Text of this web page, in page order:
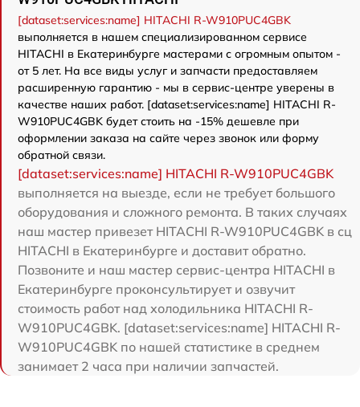
[dataset:services:name] HITACHI R-W910PUC4GBK
выполняется в нашем специализированном сервисе
HITACHI в Екатеринбурге мастерами с огромным опытом -
от 5 лет. На все виды услуг и запчасти предоставляем
расширенную гарантию - мы в сервис-центре уверены в
качестве наших работ. [dataset:services:name] HITACHI R-
W910PUC4GBK будет стоить на -15% дешевле при
оформлении заказа на сайте через звонок или форму
обратной связи.
[dataset:services:name] HITACHI R-W910PUC4GBK
выполняется на выезде, если не требует большого
оборудования и сложного ремонта. В таких случаях
наш мастер привезет HITACHI R-W910PUC4GBK в сц
HITACHI в Екатеринбурге и доставит обратно.
Позвоните и наш мастер сервис-центра HITACHI в
Екатеринбурге проконсультирует и озвучит
стоимость работ над холодильника HITACHI R-
W910PUC4GBK. [dataset:services:name] HITACHI R-
W910PUC4GBK по нашей статистике в среднем
занимает 2 часа при наличии запчастей.